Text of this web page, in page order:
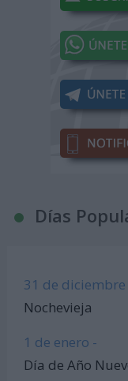
Días
31 de diciembre
Nochevieja
1 de enero -
Día de Año